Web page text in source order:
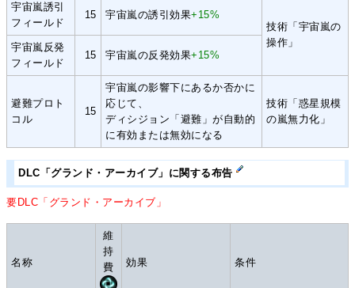
宇宙嵐誘引
フィールド
15 宇宙嵐の誘引効果+15%
技術「宇宙嵐の
操作」
宇宙嵐反発
フィールド
15 宇宙嵐の反発効果+15%
避難プロト
コル
15
宇宙嵐の影響下にあるか否かに
応じて、
ディシジョン「避難」が自動的
に有効または無効になる
技術「惑星規模
の嵐無力化」
DLC「グランド・アーカイブ」に関する布告
要DLC「グランド・アーカイブ」
名称
維
持
費
効果 条件